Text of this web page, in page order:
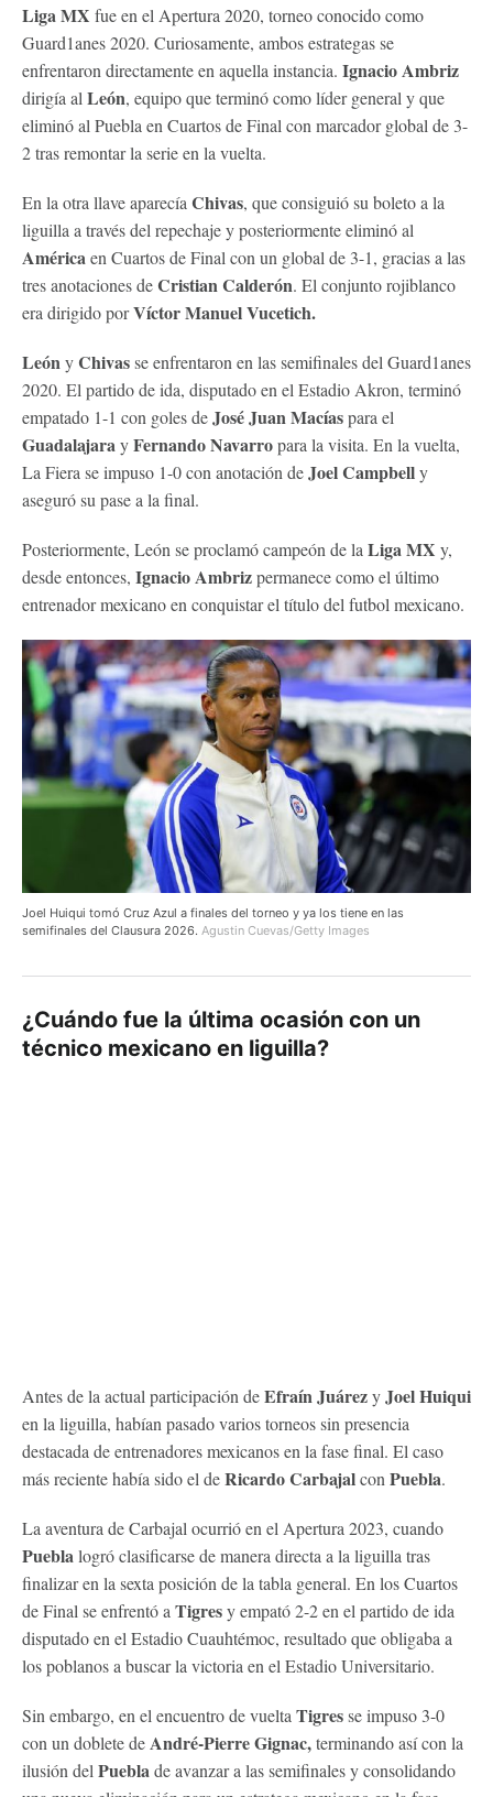
Liga MX fue en el Apertura 2020, torneo conocido como
Guard1anes 2020. Curiosamente, ambos estrategas se
enfrentaron directamente en aquella instancia. Ignacio Ambriz
dirigía al León, equipo que terminó como líder general y que
eliminó al Puebla en Cuartos de Final con marcador global de 3-
2 tras remontar la serie en la vuelta.
En la otra llave aparecía Chivas, que consiguió su boleto a la
liguilla a través del repechaje y posteriormente eliminó al
Américaen Cuartos de Final con un global de 3-1, gracias a las
tres anotaciones deCristian Calderón. El conjunto rojiblanco
era dirigido porVíctor Manuel Vucetich.
LeónyChivasse enfrentaron en las semifinales del Guard1anes
2020. El partido de ida, disputado en el Estadio Akron, terminó
empatado 1-1 con goles deJosé Juan Macíaspara el
GuadalajarayFernando Navarropara la visita. En la vuelta,
La Fiera se impuso 1-0 con anotación deJoel Campbelly
aseguró su pase a la final.
Posteriormente, León se proclamó campeón de la Liga MX y,
desde entonces, Ignacio Ambrizpermanece como el último
entrenador mexicano en conquistar el título del futbol mexicano.
Joel Huiqui tomó Cruz Azul a finales del torneo y ya los tiene en las
semifinales del Clausura 2026. Agustin Cuevas/Getty Images
¿Cuándo fue la última ocasión con un
técnico mexicano en liguilla?
Antes de la actual participación deEfraín JuárezyJoel Huiqui
en la liguilla, habían pasado varios torneos sin presencia
destacada de entrenadores mexicanos en la fase final. El caso
más reciente había sido el deRicardo Carbajalcon Puebla.
La aventura de Carbajal ocurrió en el Apertura 2023, cuando
Puebla logró clasificarse de manera directa a la liguilla tras
finalizar en la sexta posición de la tabla general. En los Cuartos
de Final se enfrentó a Tigresy empató 2-2 en el partido de ida
disputado en el Estadio Cuauhtémoc, resultado que obligaba a
los poblanos a buscar la victoria en el Estadio Universitario.
Sin embargo, en el encuentro de vuelta Tigresse impuso 3-0
con un doblete de André-Pierre Gignac,terminando así con la
ilusión del Puebla de avanzar a las semifinales y consolidando